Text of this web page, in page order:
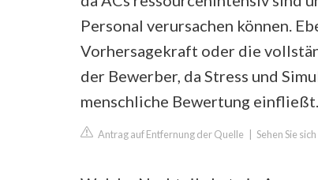
Personal verursachen können.
Vorhersagekraft oder die
der Bewerber, da Stress und
menschliche Bewertung einfließt.
Antrag auf Entfernung der Quelle Sehen Sie